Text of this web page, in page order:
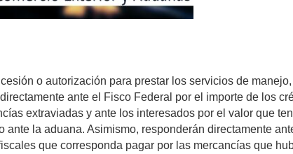
o autorización para prestar los servicios de
ante el Fisco Federal por el importe de los
extraviadas y ante los interesados por el valor que
ante la aduana. Asimismo, responderán directamente
que corresponda pagar por las mercancías que